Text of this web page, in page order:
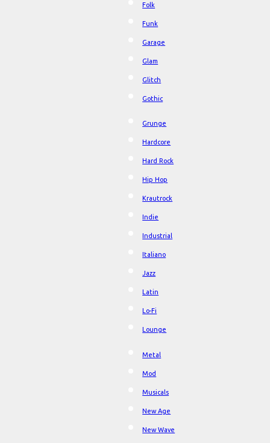
Folk
Funk
Garage
Glam
Glitch
Gothic
Grunge
Hardcore
Hard Rock
Hip Hop
Krautrock
Indie
Industrial
Italiano
Jazz
Latin
Lo-Fi
Lounge
Metal
Mod
Musicals
New Age
New Wave